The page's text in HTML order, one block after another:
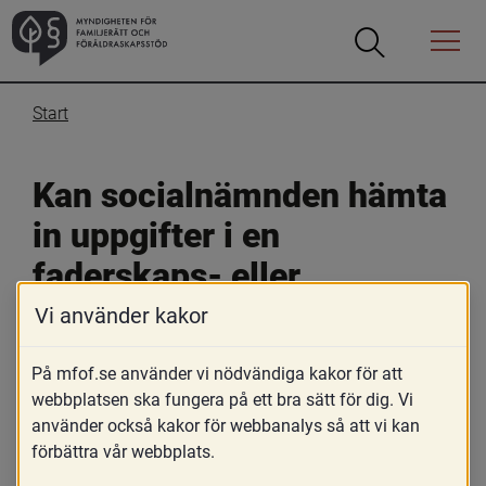
Öppna
Öppna
Menyn
Start
Kan socialnämnden hämta
in uppgifter i en
faderskaps- eller
föräldraskapsutredning
utan mammans
samtycke?
24 februari 2017
Vi använder kakor
På mfof.se använder vi nödvändiga kakor för att
webbplatsen ska fungera på ett bra sätt för dig. Vi
använder också kakor för webbanalys så att vi kan
förbättra vår webbplats.